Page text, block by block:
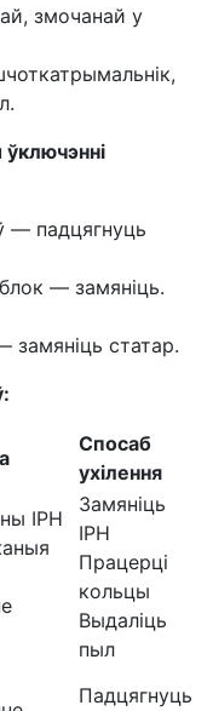
змочанай у
— падцягнуць
— замяніць.
статар.
Спосаб
ухілення
ІРН
Замяніць
ІРН
Працерці
кольцы
Выдаліць
пыл
Падцягнуць